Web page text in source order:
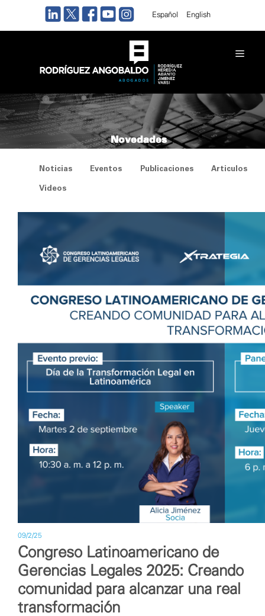
Español English
Novedades
Noticias Eventos Publicaciones Articulos
Videos
09/2/25
Congreso Latinoamericano de
Gerencias Legales 2025: Creando
comunidad para alcanzar una real
transformación